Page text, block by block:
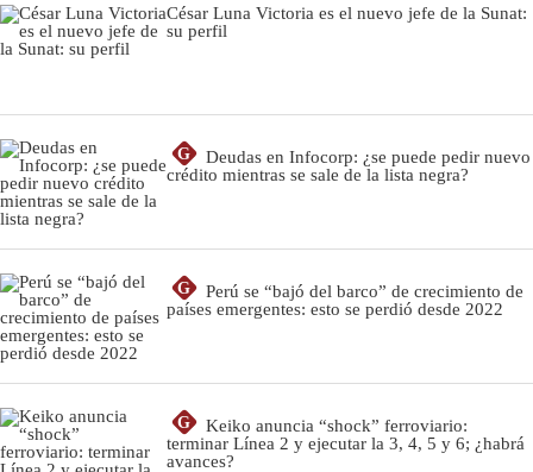
César Luna Victoria es el nuevo jefe de la Sunat:
su perfil
G
Deudas en Infocorp: ¿se puede pedir nuevo
crédito mientras se sale de la lista negra?
G
Perú se “bajó del barco” de crecimiento de
países emergentes: esto se perdió desde 2022
G
Keiko anuncia “shock” ferroviario:
terminar Línea 2 y ejecutar la 3, 4, 5 y 6; ¿habrá
avances?